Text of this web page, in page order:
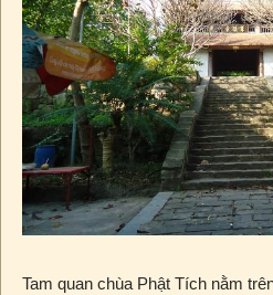
Tam quan chùa Phật Tích nằm